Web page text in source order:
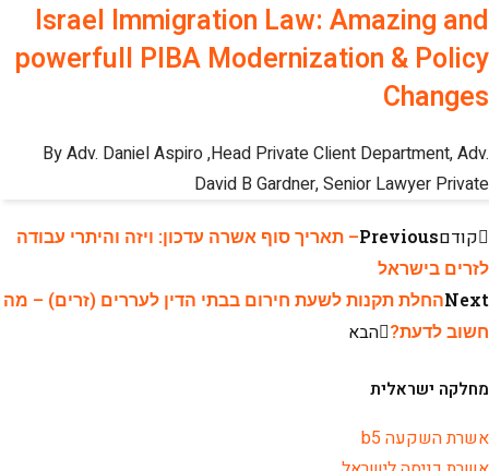
Israel Immigration Law: Amazing and
powerfull PIBA Modernization & Policy
Changes
By Adv. Daniel Aspiro ,Head Private Client Department, Adv.
David B Gardner, Senior Lawyer Private
קודםPrevious– תאריך סוף אשרה עדכון: ויזה והיתרי עבודה
לזרים בישראל
Nextהחלת תקנות לשעת חירום בבתי הדין לעררים (זרים) – מה
חשוב לדעת? הבא
מחלקה ישראלית
אשרת השקעה b5